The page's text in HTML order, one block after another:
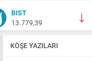
BIST
13.779,39
KÖŞE YAZILARI